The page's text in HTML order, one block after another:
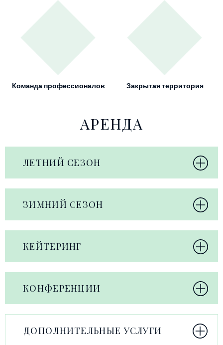
Команда профессионалов Закрытая территория
АРЕНДА
ЛЕТНИЙ СЕЗОН
ЗИМНИЙ СЕЗОН
КЕЙТЕРИНГ
КОНФЕРЕНЦИИ
ДОПОЛНИТЕЛЬНЫЕ УСЛУГИ